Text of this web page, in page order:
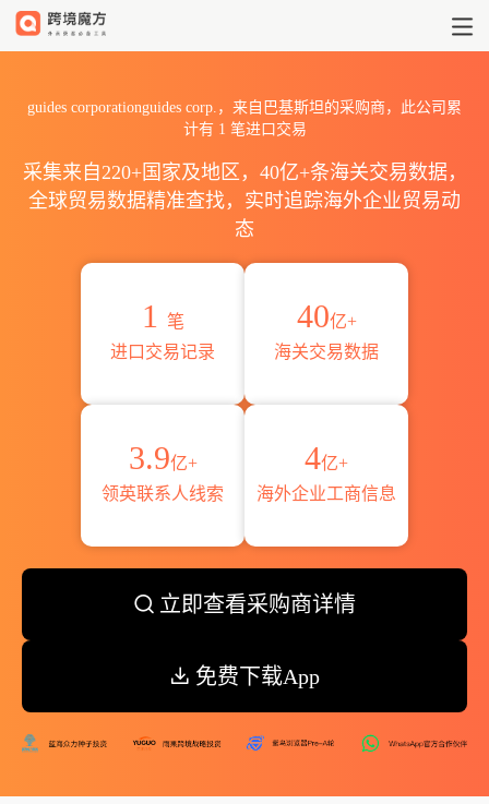
guides corporationguides corp.，来自巴基斯坦的采购商，此公司累
计有 1 笔进口交易
采集来自220+国家及地区，40亿+条海关交易数据，
全球贸易数据精准查找，实时追踪海外企业贸易动
态
1
笔
进口交易记录
40亿+
海关交易数据
3.9亿+
领英联系人线索
4亿+
海外企业工商信息
立即查看采购商详情
免费下载App